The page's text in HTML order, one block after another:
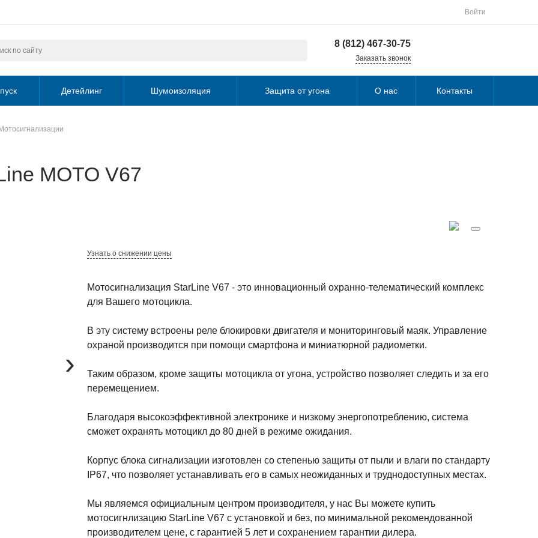
Войти
8 (812) 467-30-75
Заказать звонок
Детейлинг Шумоизоляция Защита от угона О нас Контакты
MOTO V67
›
Узнать о снижении цены
Мотосигнализация StarLine V67 - это инновационный охранно-телематический комплекс
для Вашего мотоцикла.
В эту систему встроены реле блокировки двигателя и мониторинговый маяк. Управление
охраной производится при помощи смартфона и миниатюрной радиометки.
Таким образом, кроме защиты мотоцикла от угона, устройство позволяет следить и за его
перемещением.
Благодаря высокоэффективной электронике и низкому энергопотреблению, система
сможет охранять мотоцикл до 80 дней в режиме ожидания.
Корпус блока сигнализации изготовлен со степенью защиты от пыли и влаги по стандарту
IP67, что позволяет устанавливать его в самых неожиданных и труднодоступных местах.
Мы являемся официальным центром производителя, у нас Вы можете купить
мотосигнлизацию StarLine V67 с установкой и без, по минимальной рекомендованной
производителем цене, с гарантией 5 лет и сохранением гарантии дилера.